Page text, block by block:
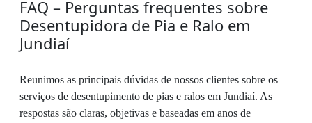
FAQ – Perguntas frequentes sobre
Desentupidora de Pia e Ralo em
Jundiaí
Reunimos as principais dúvidas de nossos clientes sobre os
serviços de desentupimento de pias e ralos em Jundiaí. As
respostas são claras, objetivas e baseadas em anos de